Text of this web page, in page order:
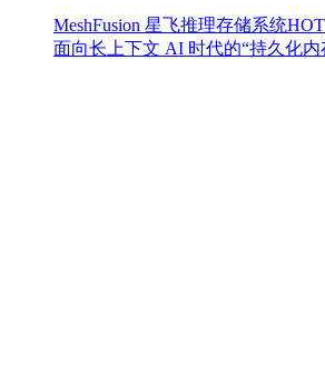
MeshFusion 星飞推理存储系统HOT
面向长上下文 AI 时代的“持久化内